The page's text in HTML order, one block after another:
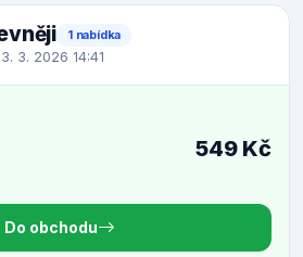
1 nabídka
3. 2026 14:41
549 Kč
Do obchodu